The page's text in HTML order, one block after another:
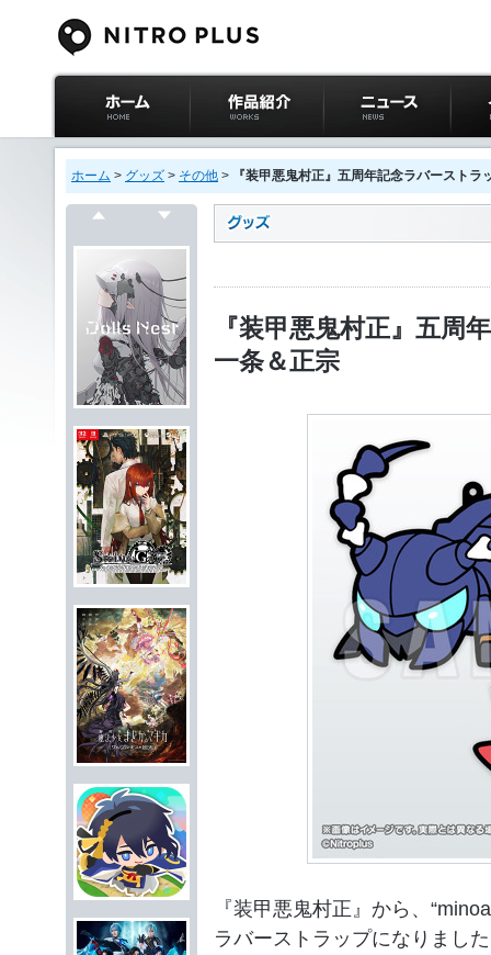
ニトロプラス公式
サイト ホーム
作品紹介 ニュース イベ
ホーム > グッズ > その他 > 『装甲悪鬼村正』五周年記念ラバーストラ
『装甲悪鬼村正』五周
一条＆正宗
『装甲悪鬼村正』から、
ラバーストラップになりまし